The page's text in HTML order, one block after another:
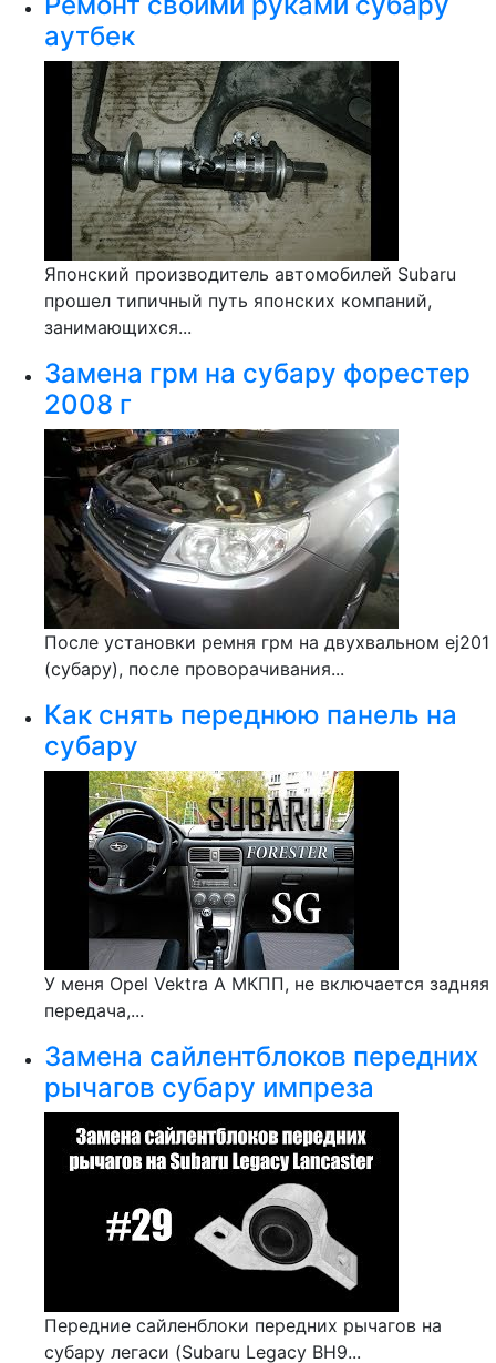
аутбек
Японский производитель автомобилей Subaru
прошел типичный путь японских компаний,
занимающихся...
Замена грм на субару форестер
2008 г
После установки ремня грм на двухвальном ej201
(субару), после проворачивания...
Как снять переднюю панель на
субару
У меня Opel Vektra A МКПП, не включается задняя
передача,...
Замена сайлентблоков передних
рычагов субару импреза
Передние сайленблоки передних рычагов на
субару легаси (Subaru Legacy BH9...